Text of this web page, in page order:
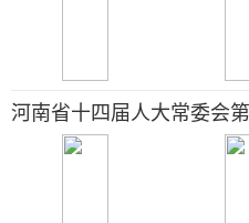
河南省十四届人大常委会